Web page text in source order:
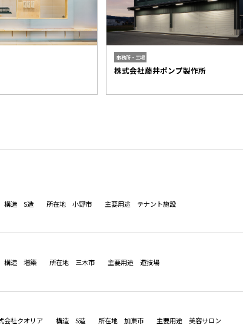
事務所・工場
株式会社藤井ポンプ製作所
ア 構造 S造 所在地 小野市 主要用途 テナント施設
ア 構造 増築 所在地 三木市 主要用途 遊技場
株式会社クオリア 構造 S造 所在地 加東市 主要用途 美容サロン